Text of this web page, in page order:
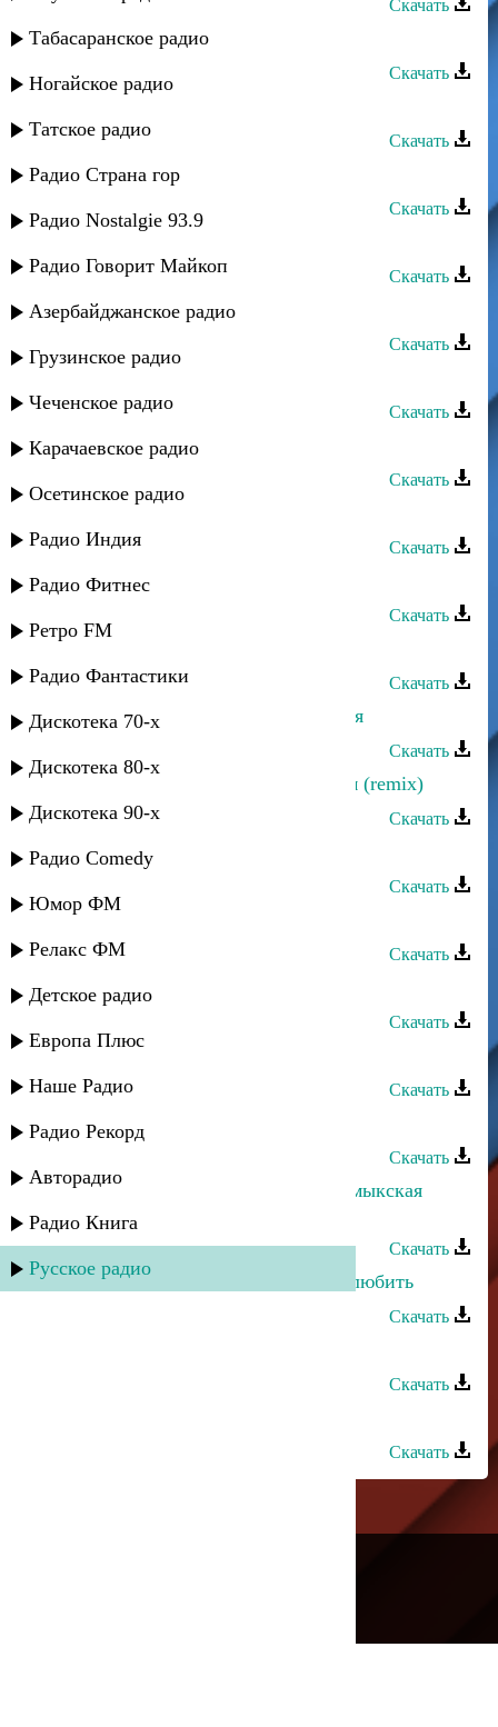
Табасаранское радио
Ногайское радио
Татское радио
Радио Страна гор
Радио Nostalgie 93.9
Радио Говорит Майкоп
Азербайджанское радио
Грузинское радио
Чеченское радио
Карачаевское радио
Осетинское радио
Радио Индия
Радио Фитнес
Ретро FM
Радио Фантастики
Дискотека 70-х
Дискотека 80-х
Дискотека 90-х
Радио Comedy
Юмор ФМ
Релакс ФМ
Детское радио
Европа Плюс
Наше Радио
Радио Рекорд
Авторадио
Радио Книга
Русское радио
Скачать
Загир Магомедов - Любимая
Скачать
Скачать
Загир Магомедов - Милая
Скачать
Скачать
Загир Магомедов - Где ты
Скачать
Скачать
Загир Магомедов - Дождь 2
Скачать
Скачать
Загир Магомедов - Память
Скачать
Загир Магомедов - Память
Скачать
Загир Магомедов - Взгляни на меня
Скачать
Загир Магомедов - Салам Алейкум (remix)
Скачать
Загир Магомедов - Быть может
Скачать
Загир Магомедов - Старинная
Скачать
Загир Магомедов - Гульнара
Скачать
Загир Магомедов - Милая, ты где?
Скачать
Загир Магомедов - Мой цветок
Скачать
Загир Магомедов и Кристина - Кумыкская
свадьба
Скачать
Загир Магомедов - Каждый хочет любить
Скачать
Скачать
Скачать